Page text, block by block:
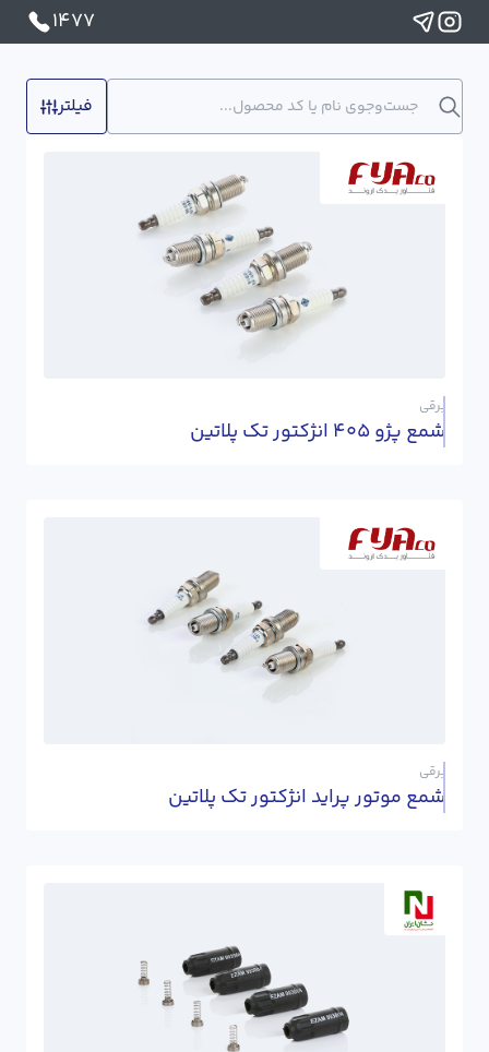
1477
فیلتر
برقی
شمع پژو 405 انژکتور تک پلاتین
برقی
شمع موتور پراید انژکتور تک پلاتین